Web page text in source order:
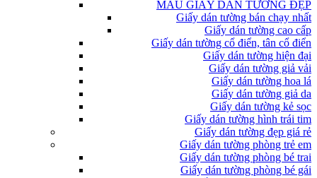
MẪU GIẤY DÁN TƯỜNG ĐẸP
Giấy dán tường bán chạy nhất
Giấy dán tường cao cấp
Giấy dán tường cổ điển, tân cổ điển
Giấy dán tường hiện đại
Giấy dán tường giả vải
Giấy dán tường hoa lá
Giấy dán tường giả da
Giấy dán tường kẻ sọc
Giấy dán tường hình trái tim
Giấy dán tường đẹp giá rẻ
Giấy dán tường phòng trẻ em
Giấy dán tường phòng bé trai
Giấy dán tường phòng bé gái